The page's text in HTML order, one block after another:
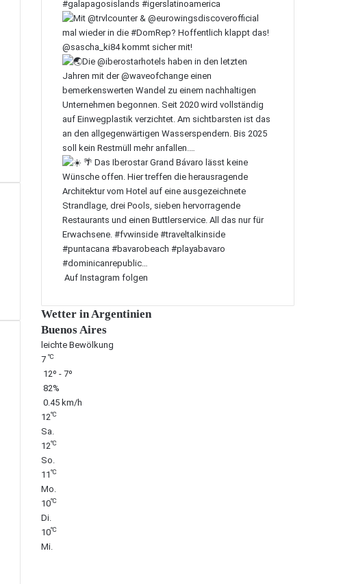
Auf Instagram folgen
Wetter in Argentinien
Buenos Aires
leichte Bewölkung
7 ℃
12º - 7º
82%
0.45 km/h
12℃
Sa.
12℃
So.
11℃
Mo.
10℃
Di.
10℃
Mi.